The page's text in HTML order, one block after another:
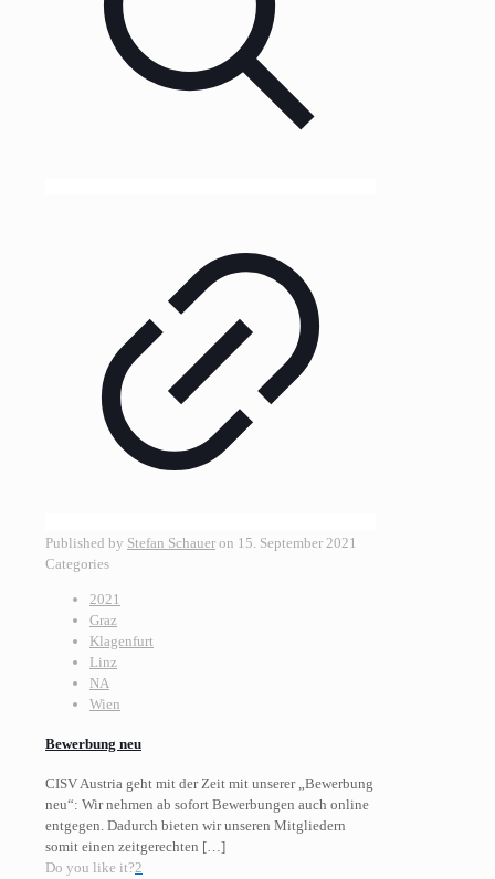
Published by Stefan Schauer on 15. September 2021
Categories
2021
Graz
Klagenfurt
Linz
NA
Wien
Bewerbung neu
CISV Austria geht mit der Zeit mit unserer „Bewerbung
neu“: Wir nehmen ab sofort Bewerbungen auch online
entgegen. Dadurch bieten wir unseren Mitgliedern
somit einen zeitgerechten […]
Do you like it?2